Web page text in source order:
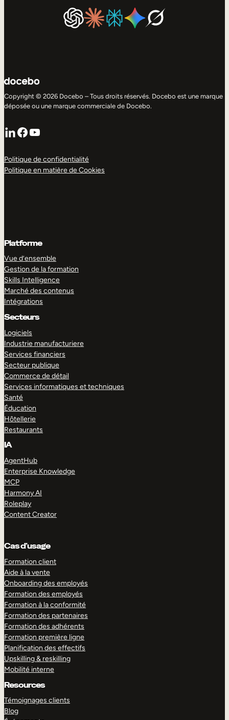
Copyright © 2026 Docebo – Tous droits réservés. Docebo est une marque
déposée ou une marque commerciale de Docebo.
LinkedIn
Facebook
YouTube
Politique de confidentialité
Politique en matière de Cookies
Platforme
Vue d’ensemble
Gestion de la formation
Skills Intelligence
Marché des contenus
Intégrations
Secteurs
Logiciels
Industrie manufacturiere
Services financiers
Secteur publique
Commerce de détail
Services informatiques et techniques
Santé
Éducation
Hôtellerie
Restaurants
IA
AgentHub
Enterprise Knowledge
MCP
Harmony AI
Roleplay
Content Creator
Cas d’usage
Formation client
Aide à la vente
Onboarding des employés
Formation des employés
Formation à la conformité
Formation des partenaires
Formation des adhérents
Formation première ligne
Planification des effectifs
Upskilling & reskilling
Mobilité interne
Resources
Témoignages clients
Blog